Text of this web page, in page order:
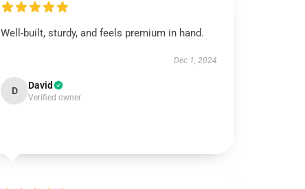
Well-built, sturdy, and feels premium in hand.
Dec 1, 2024
D David
Verified owner